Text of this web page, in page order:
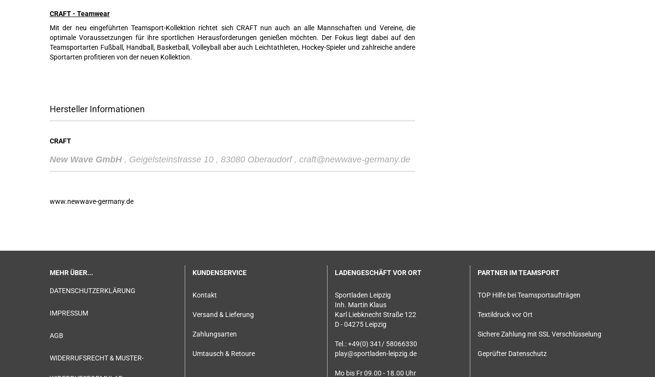
CRAFT - Teamwear
Mit der neu eingeführten Teamsport-Kollektion richtet sich CRAFT nun auch an alle Mannschaften und Vereine, die
optimale Voraussetzungen für ihre sportlichen Herausforderungen genießen möchten. Der Fokus liegt dabei auf den
Teamsportarten Fußball, Handball, Basketball, Volleyball aber auch Leichtathleten, Hockey-Spieler und zahlreiche andere
Sportarten profitieren von der neuen Kollektion.
Hersteller Informationen
CRAFT
New Wave GmbH , Geigelsteinstrasse 10 , 83080 Oberaudorf , craft@newwave-germany.de
www.newwave-germany.de
MEHR ÜBER...
DATENSCHUTZERKLÄRUNG
IMPRESSUM
AGB
WIDERRUFSRECHT & MUSTER-
KUNDENSERVICE
Kontakt
Versand & Lieferung
Zahlungsarten
Umtausch & Retoure
LADENGESCHÄFT VOR ORT
Sportladen Leipzig
Inh. Martin Klaus
Karl Liebknecht Straße 122
D - 04275 Leipzig
Tel.: +49(0) 341/ 58066330
play@sportladen-leipzig.de
Mo bis Fr 09.00 - 18.00 Uhr
PARTNER IM TEAMSPORT
TOP Hilfe bei Teamsportaufträgen
Textildruck vor Ort
Sichere Zahlung mit SSL Verschlüsselung
Geprüfter Datenschutz